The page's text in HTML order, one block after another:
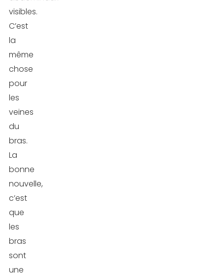
visibles.
C’est
la
même
chose
pour
les
veines
du
bras.
La
bonne
nouvelle,
c’est
que
les
bras
sont
une